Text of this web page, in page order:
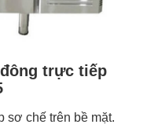
trực tiếp
sơ chế trên bề mặt.